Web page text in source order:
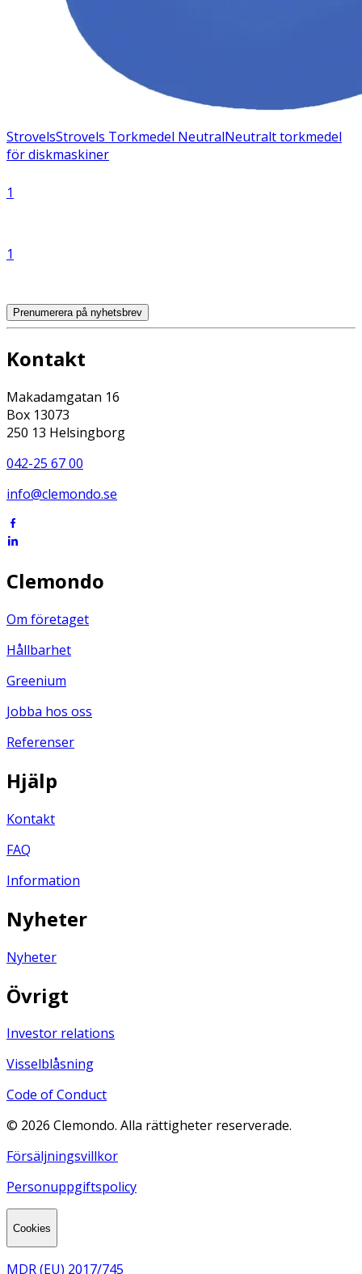
StrovelsStrovels Torkmedel NeutralNeutralt torkmedel
för diskmaskiner
1
1
Prenumerera på nyhetsbrev
Kontakt
Makadamgatan 16
Box 13073
250 13 Helsingborg
042-25 67 00
info@clemondo.se
Clemondo
Om företaget
Hållbarhet
Greenium
Jobba hos oss
Referenser
Hjälp
Kontakt
FAQ
Information
Nyheter
Nyheter
Övrigt
Investor relations
Visselblåsning
Code of Conduct
© 2026 Clemondo. Alla rättigheter reserverade.
Försäljningsvillkor
Personuppgiftspolicy
Cookies
MDR (EU) 2017/745